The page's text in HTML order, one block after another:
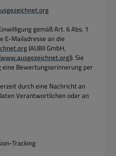
gemäß Art. 6 Abs. 1
E-Mailadresse an die
(AUBII GmbH,
www.ausgezeichnet.org)). Sie
eine Bewertungserinnerung per
durch eine Nachricht an
Verantwortlichen oder an
Tracking